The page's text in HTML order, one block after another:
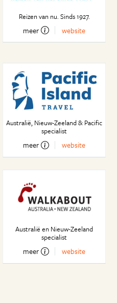
Reizen van nu. Sinds 1927.
meer website
Australië, Nieuw-Zeeland & Pacific
specialist
meer website
Australië en Nieuw-Zeeland
specialist
meer website